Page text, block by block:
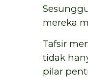
mereka
Tafsir
tidak
pilar